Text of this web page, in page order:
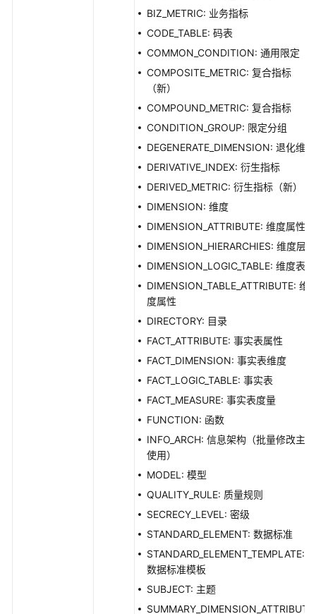
BIZ_METRIC: 业务指标
CODE_TABLE: 码表
COMMON_CONDITION: 通用限定
COMPOSITE_METRIC: 复合指标
（新）
COMPOUND_METRIC: 复合指标
CONDITION_GROUP: 限定分组
DEGENERATE_DIMENSION: 退化维度
DERIVATIVE_INDEX: 衍生指标
DERIVED_METRIC: 衍生指标（新）
DIMENSION: 维度
DIMENSION_ATTRIBUTE: 维度属性
DIMENSION_HIERARCHIES: 维度层级
DIMENSION_LOGIC_TABLE: 维度表
DIMENSION_TABLE_ATTRIBUTE: 维
度属性
DIRECTORY: 目录
FACT_ATTRIBUTE: 事实表属性
FACT_DIMENSION: 事实表维度
FACT_LOGIC_TABLE: 事实表
FACT_MEASURE: 事实表度量
FUNCTION: 函数
INFO_ARCH: 信息架构（批量修改主题
使用）
MODEL: 模型
QUALITY_RULE: 质量规则
SECRECY_LEVEL: 密级
STANDARD_ELEMENT: 数据标准
STANDARD_ELEMENT_TEMPLATE:
数据标准模板
SUBJECT: 主题
SUMMARY_DIMENSION_ATTRIBUTE: